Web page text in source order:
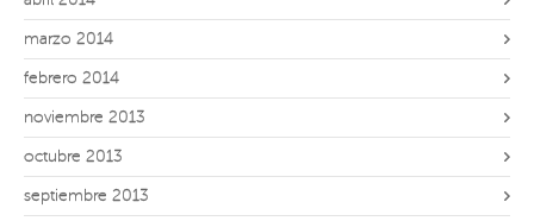
marzo 2014
febrero 2014
noviembre 2013
octubre 2013
septiembre 2013